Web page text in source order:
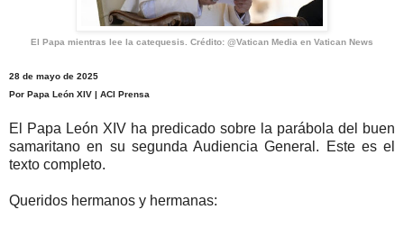
El Papa mientras lee la catequesis. Crédito: @Vatican Media en Vatican News
28 de mayo de 2025
Por Papa León XIV | ACI Prensa
El Papa León XIV ha predicado sobre la parábola del buen
samaritano en su segunda Audiencia General. Este es el
texto completo.
Queridos hermanos y hermanas: